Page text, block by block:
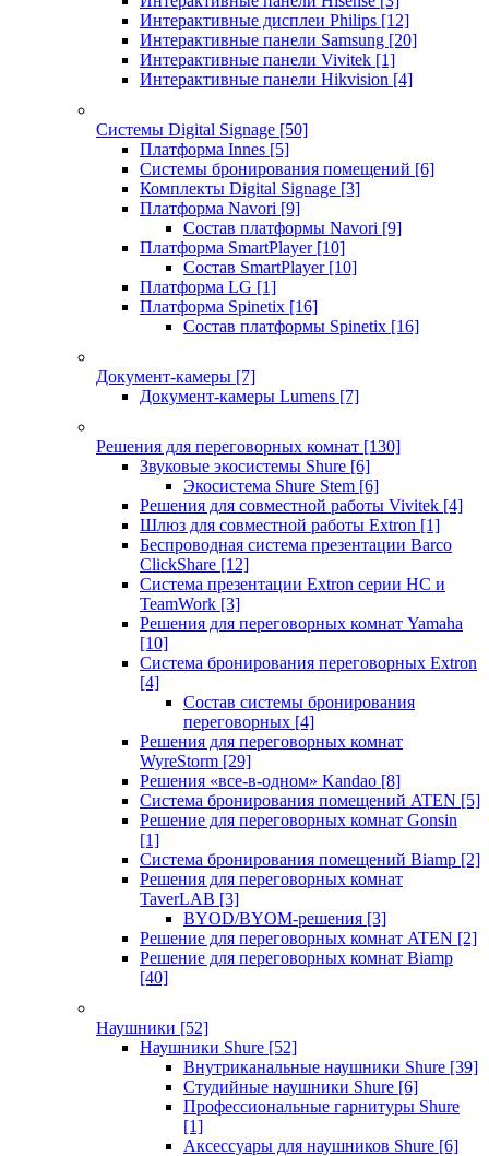
Интерактивные дисплеи Philips [12]
Интерактивные панели Samsung [20]
Интерактивные панели Vivitek [1]
Интерактивные панели Hikvision [4]
Системы Digital Signage [50]
Платформа Innes [5]
Системы бронирования помещений [6]
Комплекты Digital Signage [3]
Платформа Navori [9]
Состав платформы Navori [9]
Платформа SmartPlayer [10]
Состав SmartPlayer [10]
Платформа LG [1]
Платформа Spinetix [16]
Состав платформы Spinetix [16]
Документ-камеры [7]
Документ-камеры Lumens [7]
Решения для переговорных комнат [130]
Звуковые экосистемы Shure [6]
Экосистема Shure Stem [6]
Решения для совместной работы Vivitek [4]
Шлюз для совместной работы Extron [1]
Беспроводная система презентации Barco
ClickShare [12]
Система презентации Extron серии HC и
TeamWork [3]
Решения для переговорных комнат Yamaha
[10]
Система бронирования переговорных Extron
[4]
Состав системы бронирования
переговорных [4]
Решения для переговорных комнат
WyreStorm [29]
Решения «все-в-одном» Kandao [8]
Система бронирования помещений ATEN [5]
Решение для переговорных комнат Gonsin
[1]
Система бронирования помещений Biamp [2]
Решения для переговорных комнат
TaverLAB [3]
BYOD/BYOM-решения [3]
Решение для переговорных комнат ATEN [2]
Решение для переговорных комнат Biamp
[40]
Наушники [52]
Наушники Shure [52]
Внутриканальные наушники Shure [39]
Студийные наушники Shure [6]
Профессиональные гарнитуры Shure
[1]
Аксессуары для наушников Shure [6]